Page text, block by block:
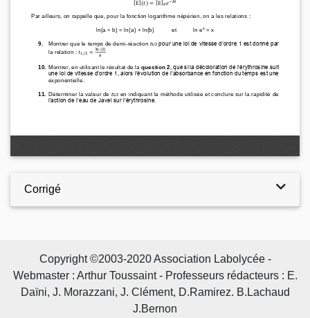
Corrigé
Copyright ©2003-2020 Association Labolycée -
Webmaster : Arthur Toussaint - Professeurs rédacteurs : E.
Daïni, J. Morazzani, J. Clément, D.Ramirez. B.Lachaud
J.Bernon